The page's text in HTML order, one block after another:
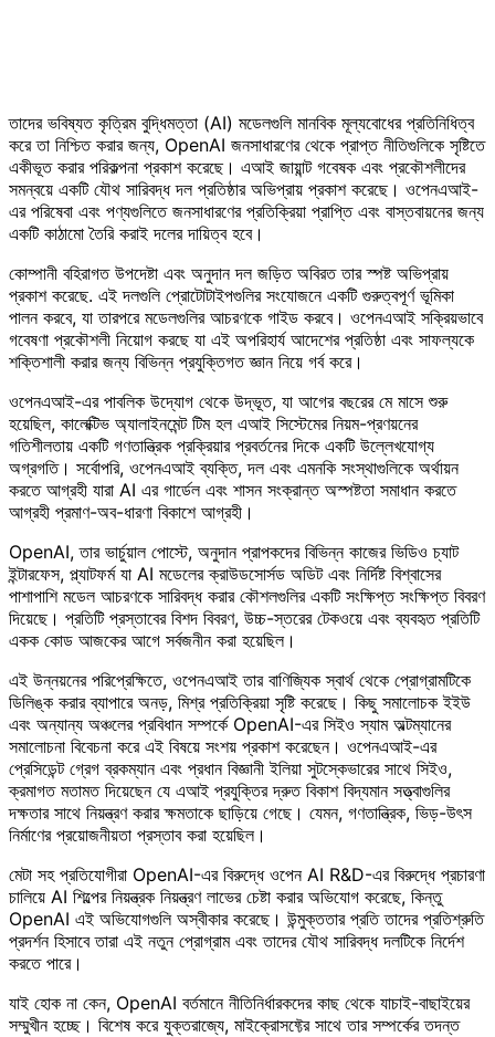
তাদের ভবিষ্যত কৃত্রিম বুদ্ধিমত্তা (AI) মডেলগুলি মানবিক মূল্যবোধের প্রতিনিধিত্ব
করে তা নিশ্চিত করার জন্য, OpenAI জনসাধারণের থেকে প্রাপ্ত নীতিগুলিকে সৃষ্টিতে
একীভূত করার পরিকল্পনা প্রকাশ করেছে। এআই জায়ান্ট গবেষক এবং প্রকৌশলীদের
সমন্বয়ে একটি যৌথ সারিবদ্ধ দল প্রতিষ্ঠার অভিপ্রায় প্রকাশ করেছে। ওপেনএআই-
এর পরিষেবা এবং পণ্যগুলিতে জনসাধারণের প্রতিক্রিয়া প্রাপ্তি এবং বাস্তবায়নের জন্য
একটি কাঠামো তৈরি করাই দলের দায়িত্ব হবে।
কোম্পানী বহিরাগত উপদেষ্টা এবং অনুদান দল জড়িত অবিরত তার স্পষ্ট অভিপ্রায়
প্রকাশ করেছে. এই দলগুলি প্রোটোটাইপগুলির সংযোজনে একটি গুরুত্বপূর্ণ ভূমিকা
পালন করবে, যা তারপরে মডেলগুলির আচরণকে গাইড করবে। ওপেনএআই সক্রিয়ভাবে
গবেষণা প্রকৌশলী নিয়োগ করছে যা এই অপরিহার্য আদেশের প্রতিষ্ঠা এবং সাফল্যকে
শক্তিশালী করার জন্য বিভিন্ন প্রযুক্তিগত জ্ঞান নিয়ে গর্ব করে।
ওপেনএআই-এর পাবলিক উদ্যোগ থেকে উদ্ভূত, যা আগের বছরের মে মাসে শুরু
হয়েছিল, কালেক্টিভ অ্যালাইনমেন্ট টিম হল এআই সিস্টেমের নিয়ম-প্রণয়নের
গতিশীলতায় একটি গণতান্ত্রিক প্রক্রিয়ার প্রবর্তনের দিকে একটি উল্লেখযোগ্য
অগ্রগতি। সর্বোপরি, ওপেনএআই ব্যক্তি, দল এবং এমনকি সংস্থাগুলিকে অর্থায়ন
করতে আগ্রহী যারা AI এর গার্ডেল এবং শাসন সংক্রান্ত অস্পষ্টতা সমাধান করতে
আগ্রহী প্রমাণ-অব-ধারণা বিকাশে আগ্রহী।
OpenAI, তার ভার্চুয়াল পোস্টে, অনুদান প্রাপকদের বিভিন্ন কাজের ভিডিও চ্যাট
ইন্টারফেস, প্ল্যাটফর্ম যা AI মডেলের ক্রাউডসোর্সড অডিট এবং নির্দিষ্ট বিশ্বাসের
পাশাপাশি মডেল আচরণকে সারিবদ্ধ করার কৌশলগুলির একটি সংক্ষিপ্ত সংক্ষিপ্ত বিবরণ
দিয়েছে। প্রতিটি প্রস্তাবের বিশদ বিবরণ, উচ্চ-স্তরের টেকওয়ে এবং ব্যবহৃত প্রতিটি
একক কোড আজকের আগে সর্বজনীন করা হয়েছিল।
এই উন্নয়নের পরিপ্রেক্ষিতে, ওপেনএআই তার বাণিজ্যিক স্বার্থ থেকে প্রোগ্রামটিকে
ডিলিঙ্ক করার ব্যাপারে অনড়, মিশ্র প্রতিক্রিয়া সৃষ্টি করেছে। কিছু সমালোচক ইইউ
এবং অন্যান্য অঞ্চলের প্রবিধান সম্পর্কে OpenAI-এর সিইও স্যাম অল্টম্যানের
সমালোচনা বিবেচনা করে এই বিষয়ে সংশয় প্রকাশ করেছেন। ওপেনএআই-এর
প্রেসিডেন্ট গ্রেগ ব্রকম্যান এবং প্রধান বিজ্ঞানী ইলিয়া সুটস্কেভারের সাথে সিইও,
ক্রমাগত মতামত দিয়েছেন যে এআই প্রযুক্তির দ্রুত বিকাশ বিদ্যমান সত্ত্বাগুলির
দক্ষতার সাথে নিয়ন্ত্রণ করার ক্ষমতাকে ছাড়িয়ে গেছে। যেমন, গণতান্ত্রিক, ভিড়-উৎস
নির্মাণের প্রয়োজনীয়তা প্রস্তাব করা হয়েছিল।
মেটা সহ প্রতিযোগীরা OpenAI-এর বিরুদ্ধে ওপেন AI R&D-এর বিরুদ্ধে প্রচারণা
চালিয়ে AI শিল্পের নিয়ন্ত্রক নিয়ন্ত্রণ লাভের চেষ্টা করার অভিযোগ করেছে, কিন্তু
OpenAI এই অভিযোগগুলি অস্বীকার করেছে। উন্মুক্ততার প্রতি তাদের প্রতিশ্রুতি
প্রদর্শন হিসাবে তারা এই নতুন প্রোগ্রাম এবং তাদের যৌথ সারিবদ্ধ দলটিকে নির্দেশ
করতে পারে।
যাই হোক না কেন, OpenAI বর্তমানে নীতিনির্ধারকদের কাছ থেকে যাচাই-বাছাইয়ের
সম্মুখীন হচ্ছে। বিশেষ করে যুক্তরাজ্যে, মাইক্রোসফ্টের সাথে তার সম্পর্কের তদন্ত